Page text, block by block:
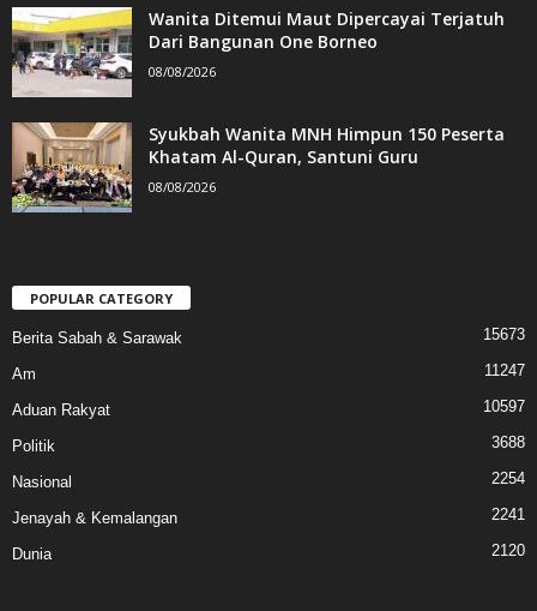
Wanita Ditemui Maut Dipercayai Terjatuh
Dari Bangunan One Borneo
08/08/2026
Syukbah Wanita MNH Himpun 150 Peserta
Khatam Al-Quran, Santuni Guru
08/08/2026
POPULAR CATEGORY
Berita Sabah & Sarawak 15673
Am 11247
Aduan Rakyat 10597
Politik 3688
Nasional 2254
Jenayah & Kemalangan 2241
Dunia 2120